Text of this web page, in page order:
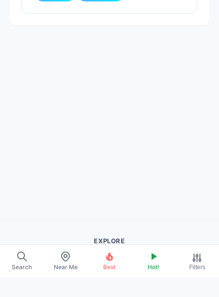
Search Near Me Best Hot! Filters
EXPLORE
About Us